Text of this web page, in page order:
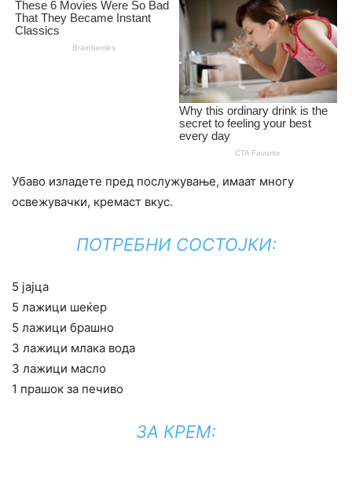
Убаво изладете пред послужување, имаат многу
освежувачки, кремаст вкус.
ПОТРЕБНИ СОСТОЈКИ:
5 јајца
5 лажици шеќер
5 лажици брашно
3 лажици млака вода
3 лажици масло
1 прашок за печиво
ЗА КРЕМ: